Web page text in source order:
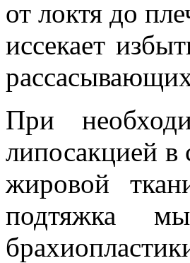
от локтя до
иссекает
При
липосакцией в
жировой
подтяжка